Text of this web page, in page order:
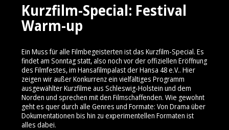
Kurzfilm-Special: Festival
Warm-up
Ein Muss für alle Filmbegeisterten ist das Kurzfilm-Special. Es
findet am Sonntag statt, also noch vor der offiziellen Eröffnung
des Filmfestes, im Hansafilmpalast der Hansa 48 e.V.. Hier
zeigen wir außer Konkurrenz ein vielfältiges Programm
ausgewählter Kurzfilme aus Schleswig-Holstein und dem
Norden und sprechen mit den Filmschaffenden. Wie gewohnt
geht es quer durch alle Genres und Formate: Von Drama über
Dokumentationen bis hin zu experimentellen Formaten ist
alles dabei.